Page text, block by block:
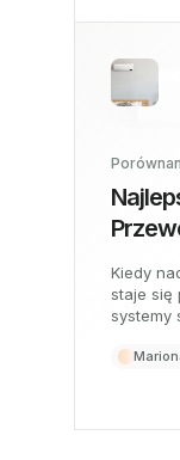
Kiedy
staje się
systemy
pomoże